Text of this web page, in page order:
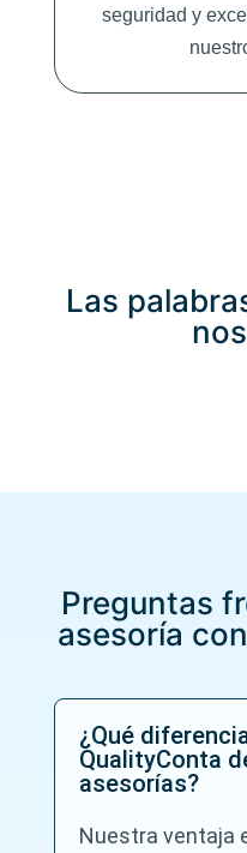
seguridad y
Las
Preguntas
asesoría
¿Qué
QualityConta
asesorías?
Nuestra ventaja